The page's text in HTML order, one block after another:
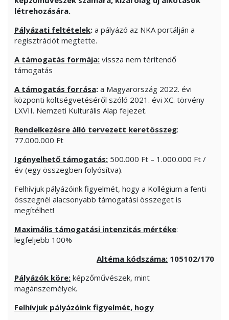
létrehozására.
Pályázati feltételek: a pályázó az NKA portálján a
regisztrációt megtette.
A támogatás formája: vissza nem térítendő
támogatás
A támogatás forrása: a Magyarország 2022. évi
központi költségvetéséről szóló 2021. évi XC. törvény
LXVII. Nemzeti Kulturális Alap fejezet.
Rendelkezésre álló tervezett keretösszeg:
77.000.000 Ft
Igényelhető támogatás: 500.000 Ft – 1.000.000 Ft /
év (egy összegben folyósítva).
Felhívjuk pályázóink figyelmét, hogy a Kollégium a fenti
összegnél alacsonyabb támogatási összeget is
megítélhet!
Maximális támogatási intenzitás mértéke:
legfeljebb 100%
Altéma kódszáma: 105102/170
Pályázók köre: képzőművészek, mint
magánszemélyek.
Felhívjuk pályázóink figyelmét, hogy